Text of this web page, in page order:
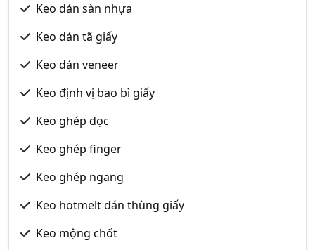
Keo dán sàn nhựa
Keo dán tã giấy
Keo dán veneer
Keo định vị bao bì giấy
Keo ghép dọc
Keo ghép finger
Keo ghép ngang
Keo hotmelt dán thùng giấy
Keo mộng chốt